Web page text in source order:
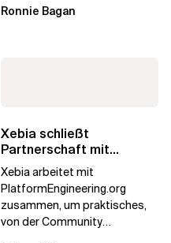
Organisationen bei der...
Ronnie Bagan
Xebia schließt
Partnerschaft mit
PlatformEngineering.org
Xebia arbeitet mit
PlatformEngineering.org
zusammen, um praktisches,
von der Community